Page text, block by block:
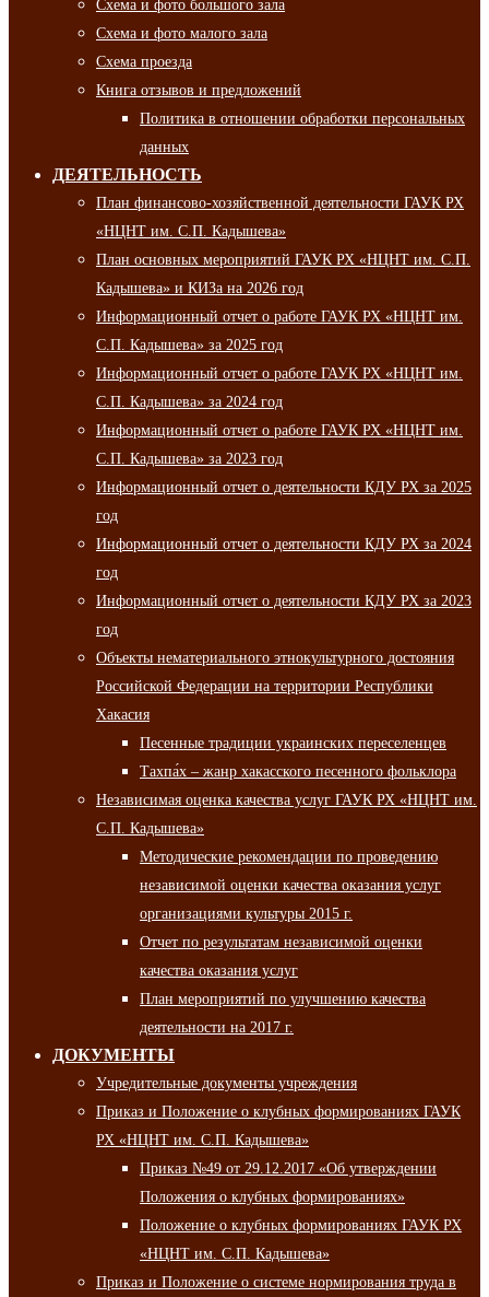
Схема и фото большого зала
Схема и фото малого зала
Схема проезда
Книга отзывов и предложений
Политика в отношении обработки персональных
данных
ДЕЯТЕЛЬНОСТЬ
План финансово-хозяйственной деятельности ГАУК РХ
«НЦНТ им. С.П. Кадышева»
План основных мероприятий ГАУК РХ «НЦНТ им. С.П.
Кадышева» и КИЗа на 2026 год
Информационный отчет о работе ГАУК РХ «НЦНТ им.
С.П. Кадышева» за 2025 год
Информационный отчет о работе ГАУК РХ «НЦНТ им.
С.П. Кадышева» за 2024 год
Информационный отчет о работе ГАУК РХ «НЦНТ им.
С.П. Кадышева» за 2023 год
Информационный отчет о деятельности КДУ РХ за 2025
год
Информационный отчет о деятельности КДУ РХ за 2024
год
Информационный отчет о деятельности КДУ РХ за 2023
год
Объекты нематериального этнокультурного достояния
Российской Федерации на территории Республики
Хакасия
Песенные традиции украинских переселенцев
Тахпа́х – жанр хакасского песенного фольклора
Независимая оценка качества услуг ГАУК РХ «НЦНТ им.
С.П. Кадышева»
Методические рекомендации по проведению
независимой оценки качества оказания услуг
организациями культуры 2015 г.
Отчет по результатам независимой оценки
качества оказания услуг
План мероприятий по улучшению качества
деятельности на 2017 г.
ДОКУМЕНТЫ
Учредительные документы учреждения
Приказ и Положение о клубных формированиях ГАУК
РХ «НЦНТ им. С.П. Кадышева»
Приказ №49 от 29.12.2017 «Об утверждении
Положения о клубных формированиях»
Положение о клубных формированиях ГАУК РХ
«НЦНТ им. С.П. Кадышева»
Приказ и Положение о системе нормирования труда в